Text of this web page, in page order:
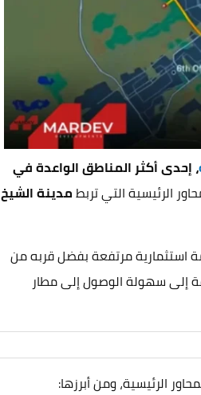
، إحدى أكثر المناطق الواعدة في
الرئيسية التي تربطمدينة الشيخ
استثمارية مرتفعة بفضل قربه من
إلى سهولة الوصول إلى مطار
الرئيسية، ومن أبرزها: